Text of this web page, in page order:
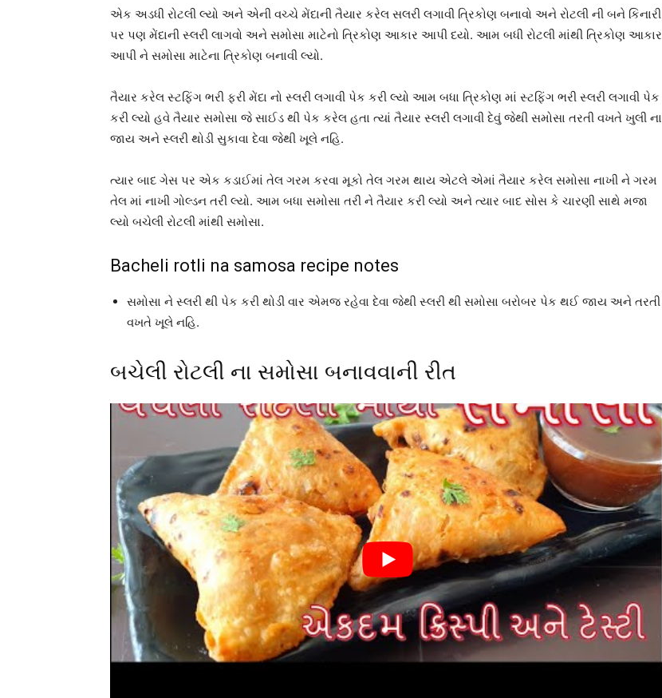
એક અડધી રોટલી લ્યો અને એની વચ્ચે મેંદાની તૈયાર કરેલ સલરી લગાવી ત્રિકોણ બનાવો અને રોટલી ની બને કિનારી
પર પણ મેંદાની સ્લરી લાગવો અને સમોસા માટેનો ત્રિકોણ આકાર આપી દયો. આમ બધી રોટલી માંથી ત્રિકોણ આકાર
આપી ને સમોસા માટેના ત્રિકોણ બનાવી લ્યો.
તૈયાર કરેલ સ્ટફિંગ ભરી ફરી મેંદા નો સ્લરી લગાવી પેક કરી લ્યો આમ બધા ત્રિકોણ માં સ્ટફિંગ ભરી સ્લરી લગાવી પેક
કરી લ્યો હવે તૈયાર સમોસા જે સાઈડ થી પેક કરેલ હતા ત્યાં તૈયાર સ્લરી લગાવી દેવું જેથી સમોસા તરતી વખતે ખુલી ના
જાય અને સ્લરી થોડી સુકાવા દેવા જેથી ખૂલે નહિ.
ત્યાર બાદ ગેસ પર એક કડાઈમાં તેલ ગરમ કરવા મૂકો તેલ ગરમ થાય એટલે એમાં તૈયાર કરેલ સમોસા નાખી ને ગરમ
તેલ માં નાખી ગોલ્ડન તરી લ્યો. આમ બધા સમોસા તરી ને તૈયાર કરી લ્યો અને ત્યાર બાદ સોસ કે ચારણી સાથે મજા
લ્યો બચેલી રોટલી માંથી સમોસા.
Bacheli rotli na samosa recipe notes
સમોસા ને સ્લરી થી પેક કરી થોડી વાર એમજ રહેવા દેવા જેથી સ્લરી થી સમોસા બરોબર પેક થઈ જાય અને તરતી
વખતે ખૂલે નહિ.
બચેલી રોટલી ના સમોસા બનાવવાની રીત